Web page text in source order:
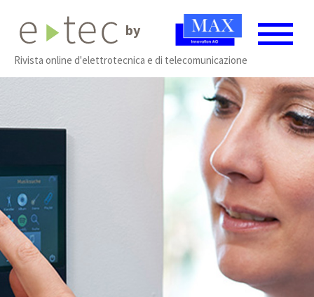
by
Rivista online d'elettrotecnica e di telecomunicazione